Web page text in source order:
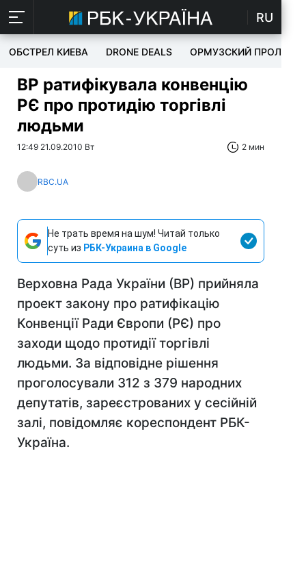
RU
ОБСТРЕЛ КИЕВА DRONE DEALS ОРМУЗСКИЙ ПРОЛИВ
ВР ратифікувала конвенцію
РЄ про протидію торгівлі
людьми
12:49 21.09.2010 Вт 2 мин
RBC.UA
Не трать время на шум! Читай только
суть из РБК-Украина в Google
Верховна Рада України (ВР) прийняла
проект закону про ратифікацію
Конвенції Ради Європи (РЄ) про
заходи щодо протидії торгівлі
людьми. За відповідне рішення
проголосували 312 з 379 народних
депутатів, зареєстрованих у сесійній
залі, повідомляє кореспондент РБК-
Україна.